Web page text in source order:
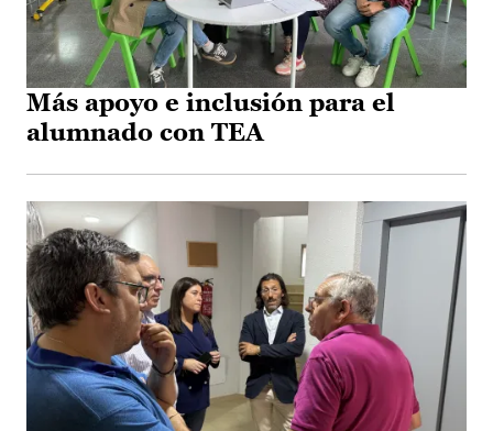
Más apoyo e inclusión para el
alumnado con TEA